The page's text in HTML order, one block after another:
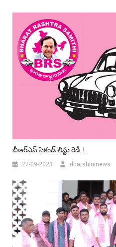
బీఆర్ఎస్ సెకండ్ లిస్టు రెడీ..!
27-09-2023 dharshininews